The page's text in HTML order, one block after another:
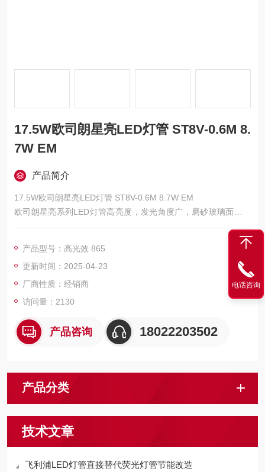
17.5W欧司朗星亮LED灯管 ST8V-0.6M 8.
7W EM
产品简介
17.5W欧司朗星亮LED灯管 ST8V-0.6M 8.7W EM
欧司朗星亮系列LED灯管高亮度，发光角度广，磨砂玻璃面，有
效控制眩光，亮度高，寿命长。
产品型号：高光效 865
更新时间：2025-04-23
厂商性质：经销商
访问量：2130
产品咨询 18022203502
产品分类
技术文章
飞利浦LED灯管直接替代荧光灯管节能改造
电话咨询